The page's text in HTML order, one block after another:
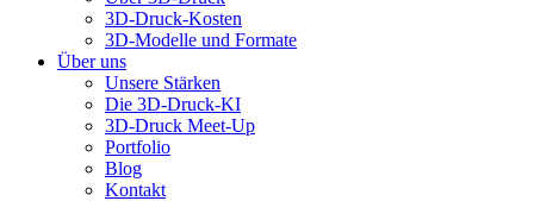
3D-Druck-Kosten
3D-Modelle und Formate
Über uns
Unsere Stärken
Die 3D-Druck-KI
3D-Druck Meet-Up
Portfolio
Blog
Kontakt